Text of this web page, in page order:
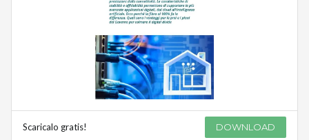
Scaricalo gratis! DOWNLOAD